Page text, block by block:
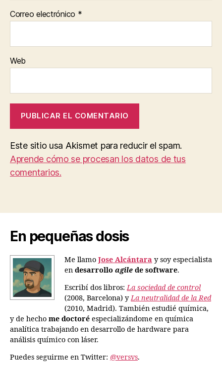
Correo electrónico *
Web
Este sitio usa Akismet para reducir el spam.
Aprende cómo se procesan los datos de tus
comentarios.
En pequeñas dosis
Me llamo Jose Alcántara y soy especialista
en desarrollo agile de software.
Escribí dos libros:La sociedad de control
(2008, Barcelona) yLa neutralidad de la Red
(2010, Madrid). También estudié química,
y de hecho me doctoré especializándome en química
analítica trabajando en desarrollo de hardware para
análisis químico con láser.
Puedes seguirme en Twitter: @versvs.